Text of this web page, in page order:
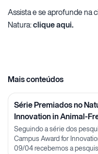
Assista e se aprofunde na
Natura:clique aqui.
Mais conteúdos
Série Premiados no
Innovation in Animal-
Lorena Neves
Seguindo a série dos
Campus Award for
09/04 recebemos a